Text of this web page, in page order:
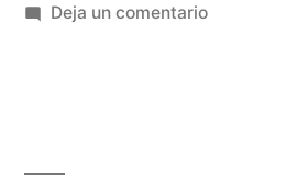
Deja un comentarioen